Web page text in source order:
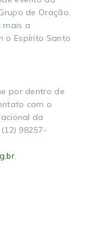
de Oração,
mais a
o Espírito Santo
por dentro de
com o
da
98257-
.